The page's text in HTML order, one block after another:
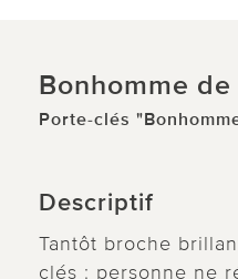
Bonhomme
Porte-clés
Descriptif
Tantôt broche
clés : personne ne